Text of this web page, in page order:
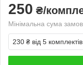
250 ₴/
Мінімальна сума
230 ₴ від 5 комплектів